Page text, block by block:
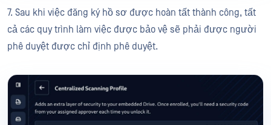
7. Sau khi việc đăng ký hồ sơ được hoàn tất thành công, tất
cả các quy trình làm việc được bảo vệ sẽ phải được người
phê duyệt được chỉ định phê duyệt.